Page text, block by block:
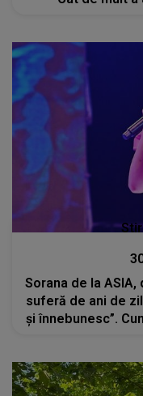
Sorana de la
suferă de ani de
și înnebunesc”.